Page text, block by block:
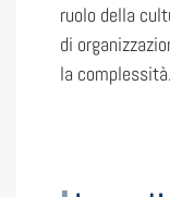
ruolo della
di
la complessità.